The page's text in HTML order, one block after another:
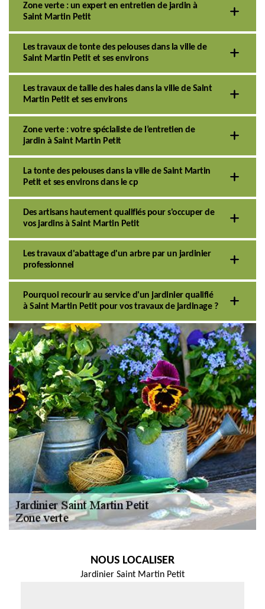
Zone verte : un expert en entretien de jardin à
Saint Martin Petit
Les travaux de tonte des pelouses dans la ville de
Saint Martin Petit et ses environs
Les travaux de taille des haies dans la ville de Saint
Martin Petit et ses environs
Zone verte : votre spécialiste de l’entretien de
jardin à Saint Martin Petit
La tonte des pelouses dans la ville de Saint Martin
Petit et ses environs dans le cp
Des artisans hautement qualifiés pour s'occuper de
vos jardins à Saint Martin Petit
Les travaux d'abattage d'un arbre par un jardinier
professionnel
Pourquoi recourir au service d'un jardinier qualifié
à Saint Martin Petit pour vos travaux de jardinage ?
NOUS LOCALISER
Jardinier Saint Martin Petit